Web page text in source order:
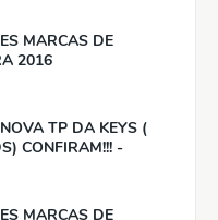
MARCAS DE
2016
TP DA KEYS (
CONFIRAM!!! -
MARCAS DE